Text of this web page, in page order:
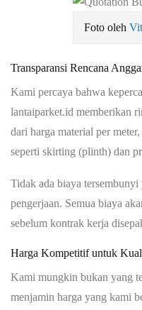
Foto oleh
Transparansi Rencana
Kami percaya bahwa
lantaiparket.id memberikan
dari harga material per
seperti skirting (plinth) dan
Tidak ada biaya
pengerjaan. Semua biaya
sebelum kontrak kerja
Harga Kompetitif untuk
Kami mungkin bukan yang
menjamin harga yang kami